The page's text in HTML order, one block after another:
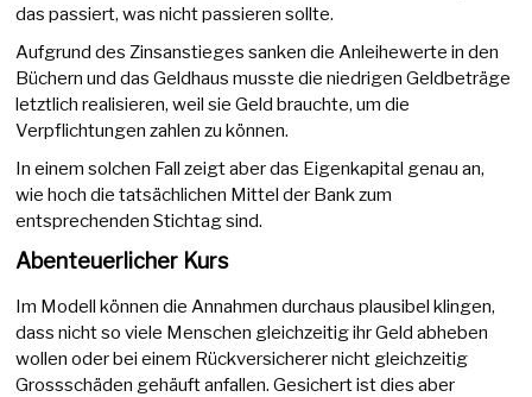
das passiert, was nicht passieren sollte.
Aufgrund des Zinsanstieges sanken die Anleihewerte in den
Büchern und das Geldhaus musste die niedrigen Geldbeträge
letztlich realisieren, weil sie Geld brauchte, um die
Verpflichtungen zahlen zu können.
In einem solchen Fall zeigt aber das Eigenkapital genau an,
wie hoch die tatsächlichen Mittel der Bank zum
entsprechenden Stichtag sind.
Abenteuerlicher Kurs
Im Modell können die Annahmen durchaus plausibel klingen,
dass nicht so viele Menschen gleichzeitig ihr Geld abheben
wollen oder bei einem Rückversicherer nicht gleichzeitig
Grossschäden gehäuft anfallen. Gesichert ist dies aber